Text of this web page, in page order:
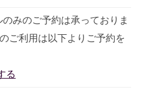
みのご予約は承っておりま
ご利用は以下よりご予約を
る